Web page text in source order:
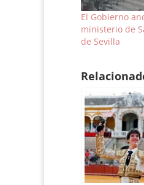
El Gobierno
ministerio de
de Sevilla